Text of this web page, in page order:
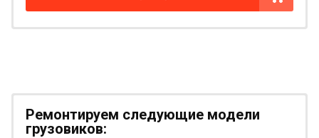
Ремонтируем следующие модели
грузовиков: